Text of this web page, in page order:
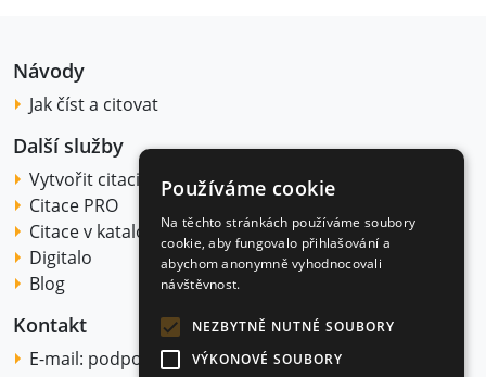
Návody
Jak číst a citovat
Další služby
Vytvořit citaci
Citace PRO
Citace v katalogu
Digitalo
Blog
Kontakt
E-mail: podpora@citace.com
Používáme cookie
Na těchto stránkách používáme soubory
cookie, aby fungovalo přihlašování a
abychom anonymně vyhodnocovali
návštěvnost.
NEZBYTNĚ NUTNÉ SOUBORY
VÝKONOVÉ SOUBORY